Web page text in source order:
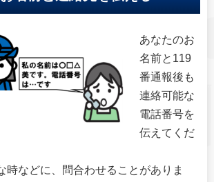
あなたのお
名前と119
番通報後も
連絡可能な
電話番号を
伝えてくだ
時などに、問合わせることがありま